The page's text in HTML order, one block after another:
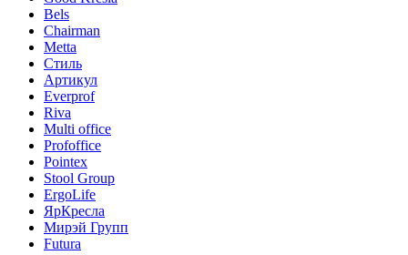
Bels
Chairman
Metta
Стиль
Артикул
Everprof
Riva
Multi office
Profoffice
Pointex
Stool Group
ErgoLife
ЯрКресла
Мирэй Групп
Futura